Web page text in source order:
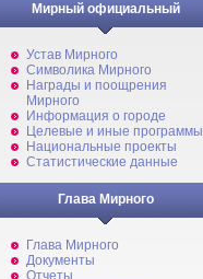
Мирный официальный
Устав Мирного
Символика Мирного
Награды и поощрения
Мирного
Информация о городе
Целевые и иные программы
Национальные проекты
Статистические данные
Глава Мирного
Глава Мирного
Документы
Отчеты